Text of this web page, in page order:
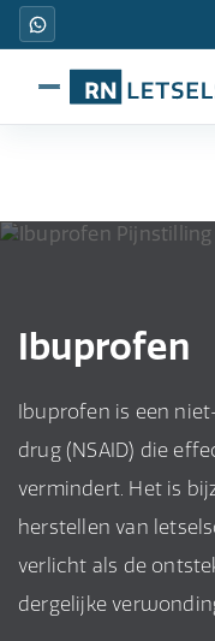
Ibuprofen
Ibuprofen is een
drug (NSAID) die
vermindert. Het is
herstellen van
verlicht als de
dergelijke